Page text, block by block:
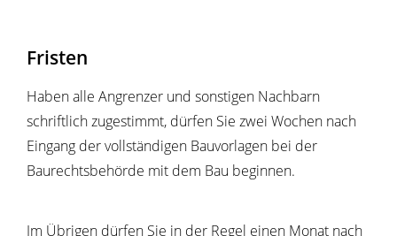
Fristen
Haben alle Angrenzer und sonstigen Nachbarn
schriftlich zugestimmt, dürfen Sie zwei Wochen nach
Eingang der vollständigen Bauvorlagen bei der
Baurechtsbehörde mit dem Bau beginnen.
Im Übrigen dürfen Sie in der Regel einen Monat nach